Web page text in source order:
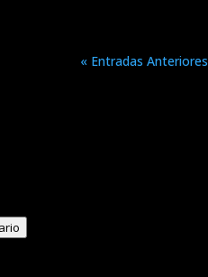
« Entradas Anteriores